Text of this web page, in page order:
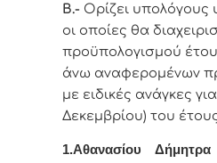
Β.- Ορίζει υπολόγους
οι οποίες θα
προϋπολογισμού
άνω αναφερομένων
με ειδικές ανάγκες
Δεκεμβρίου) του έτους
1.Αθανασίου